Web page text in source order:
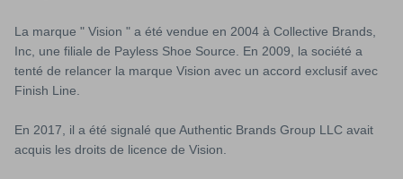
La marque " Vision " a été vendue en 2004 à Collective Brands,
Inc, une filiale de Payless Shoe Source. En 2009, la société a
tenté de relancer la marque Vision avec un accord exclusif avec
Finish Line.
En 2017, il a été signalé que Authentic Brands Group LLC avait
acquis les droits de licence de Vision.